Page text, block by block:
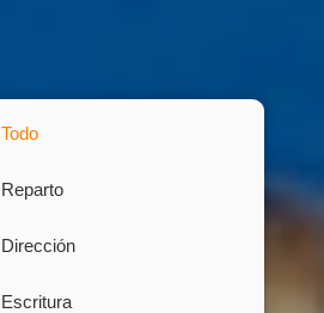
Todo
Reparto
Dirección
Escritura